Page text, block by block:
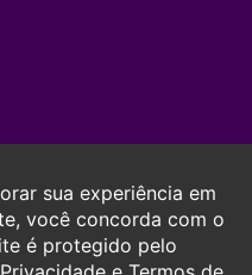
no Sistema e-Mec. Ou, se